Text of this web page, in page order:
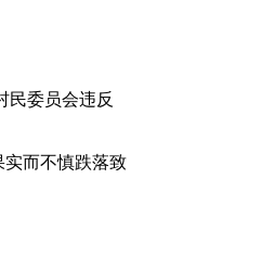
委员会违反
而不慎跌落致